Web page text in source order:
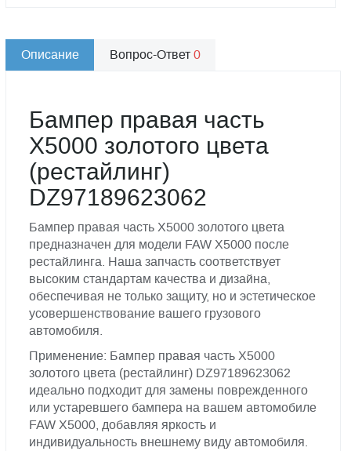
Описание Вопрос-Ответ0
Бампер правая часть
X5000 золотого цвета
(рестайлинг)
DZ97189623062
Бампер правая часть X5000 золотого цвета
предназначен для модели FAW X5000 после
рестайлинга. Наша запчасть соответствует
высоким стандартам качества и дизайна,
обеспечивая не только защиту, но и эстетическое
усовершенствование вашего грузового
автомобиля.
Применение: Бампер правая часть X5000
золотого цвета (рестайлинг) DZ97189623062
идеально подходит для замены поврежденного
или устаревшего бампера на вашем автомобиле
FAW X5000, добавляя яркость и
индивидуальность внешнему виду автомобиля.